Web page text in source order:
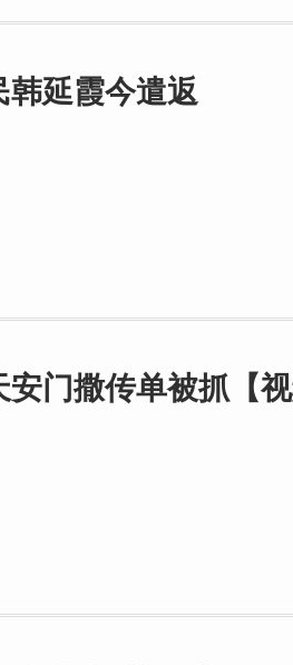
韩延霞今遣返
门撒传单被抓【视